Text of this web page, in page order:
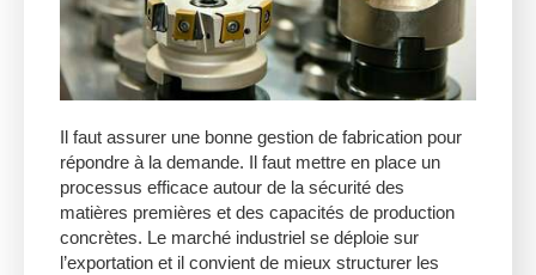
Il faut assurer une bonne gestion de fabrication pour
répondre à la demande. Il faut mettre en place un
processus efficace autour de la sécurité des
matières premières et des capacités de production
concrètes. Le marché industriel se déploie sur
l’exportation et il convient de mieux structurer les